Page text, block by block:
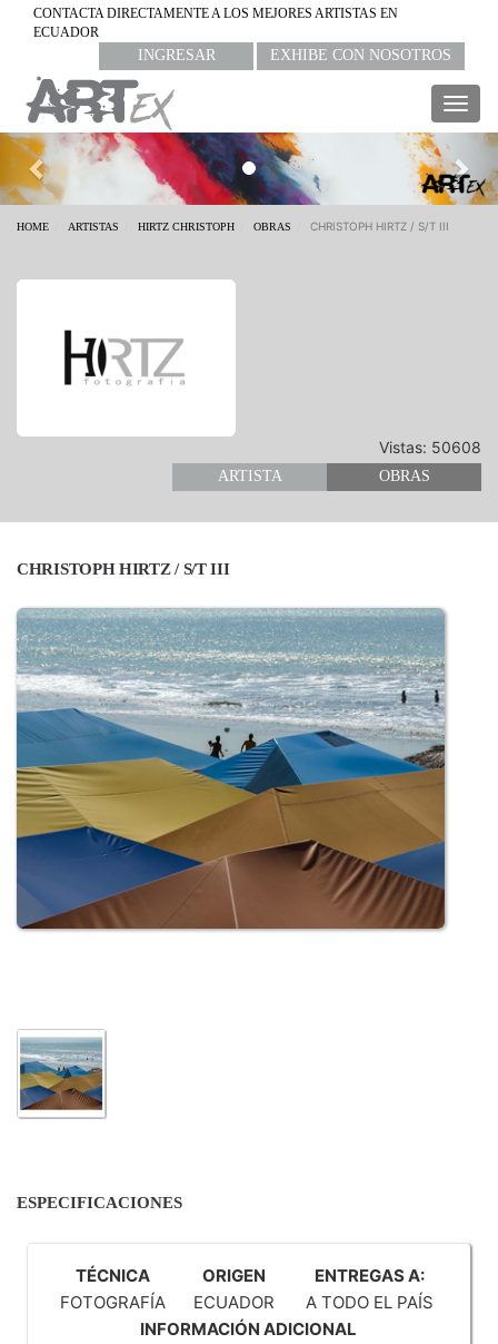
CONTACTA DIRECTAMENTE A LOS MEJORES ARTISTAS EN
ECUADOR
INGRESAR EXHIBE CON NOSOTROS
Previous
HOME ARTISTAS HIRTZ CHRISTOPH OBRAS CHRISTOPH HIRTZ / S/T III
Vistas: 50608
ARTISTA OBRAS
CHRISTOPH HIRTZ / S/T III
ESPECIFICACIONES
TÉCNICA ORIGEN
ENTREGAS A:
FOTOGRAFÍA
ECUADOR
A TODO EL PAÍS
INFORMACIÓN ADICIONAL